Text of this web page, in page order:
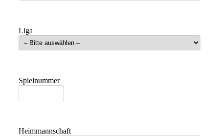
Liga
Spielnummer
Heimmannschaft